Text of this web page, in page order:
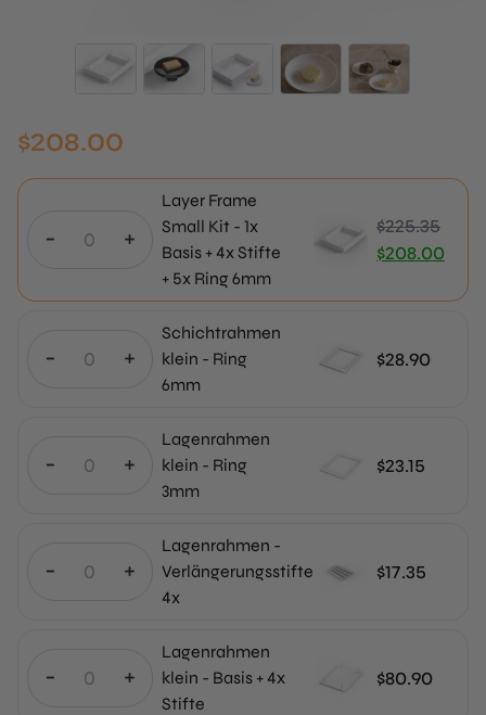
$208.00
- +
Layer Frame
Small Kit - 1x
Basis + 4x Stifte
+ 5x Ring 6mm
$225.35
war:
$208.00
Preis
$208.00.
- +
Schichtrahmen
klein - Ring
6mm
$28.90
- +
Lagenrahmen
klein - Ring
3mm
$23.15
- +
Lagenrahmen -
Verlängerungsstifte
4x
$17.35
- +
Lagenrahmen
klein - Basis + 4x
Stifte
$80.90